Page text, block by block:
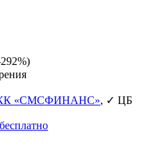
«СМСФИНАНС», ✓ ЦБ